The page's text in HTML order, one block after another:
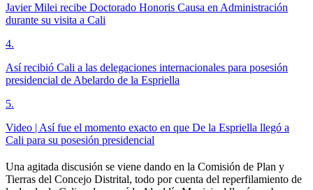
Javier Milei recibe Doctorado Honoris Causa en Administración
durante su visita a Cali
4.
Así recibió Cali a las delegaciones internacionales para posesión
presidencial de Abelardo de la Espriella
5.
Video | Así fue el momento exacto en que De la Espriella llegó a
Cali para su posesión presidencial
Una agitada discusión se viene dando en la Comisión de Plan y
Tierras del Concejo Distrital, todo por cuenta del reperfilamiento de